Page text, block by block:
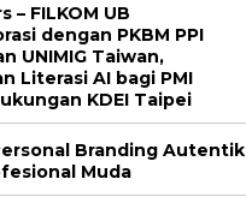
– FILKOM UB
dengan PKBM PPI
UNIMIG Taiwan,
Literasi AI bagi PMI
KDEI Taipei
Branding Autentik
Muda